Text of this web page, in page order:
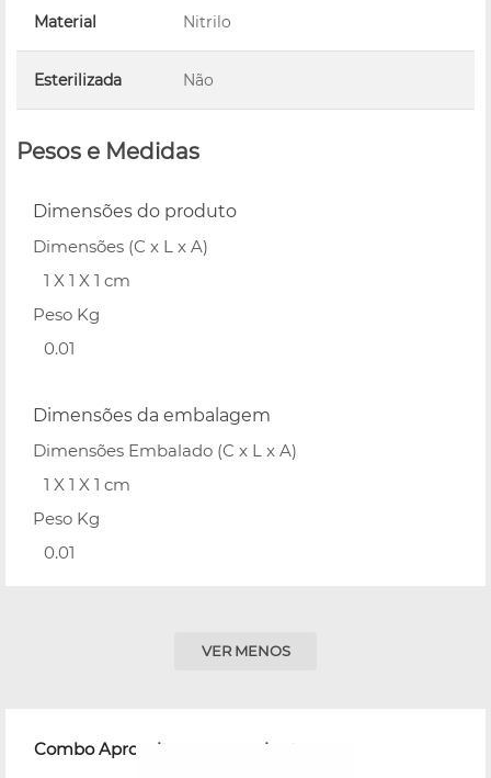
Material Nitrilo
Esterilizada Não
Pesos e Medidas
Dimensões do produto
Dimensões (C x L x A)
1 X 1 X 1 cm
Peso Kg
0.01
Dimensões da embalagem
Dimensões Embalado (C x L x A)
1 X 1 X 1 cm
Peso Kg
0.01
VER MENOS
Combo Aproveite e compre junto